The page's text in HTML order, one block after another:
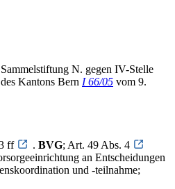
N. gegen IV-Stelle
Kantons Bern I 66/05 vom 9.
ff . BVG; Art. 49 Abs. 4
an Entscheidungen
und -teilnahme;